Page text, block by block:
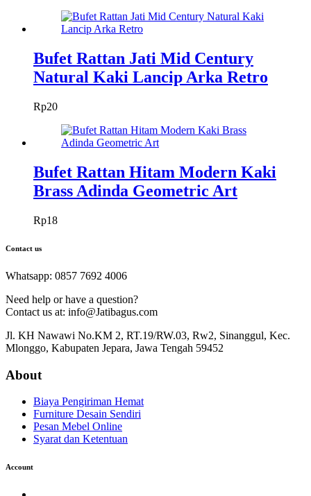
Bufet Rattan Jati Mid Century
Natural Kaki Lancip Arka Retro
Rp20
Bufet Rattan Hitam Modern Kaki
Brass Adinda Geometric Art
Rp18
Contact us
Whatsapp: 0857 7692 4006
Need help or have a question?
Contact us at: info@Jatibagus.com
Jl. KH Nawawi No.KM 2, RT.19/RW.03, Rw2, Sinanggul, Kec.
Mlonggo, Kabupaten Jepara, Jawa Tengah 59452
About
Biaya Pengiriman Hemat
Furniture Desain Sendiri
Pesan Mebel Online
Syarat dan Ketentuan
Account